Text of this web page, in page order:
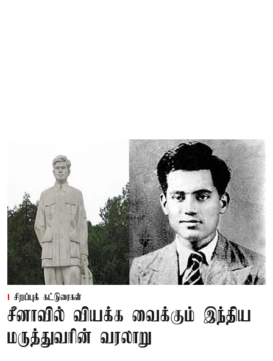
சிறப்புக் கட்டுரைகள்
சீனாவில் வியக்க வைக்கும் இந்திய
மருத்துவரின் வரலாறு